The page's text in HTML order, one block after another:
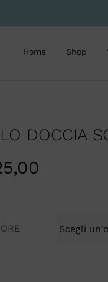
Home Shop
DOCCIA